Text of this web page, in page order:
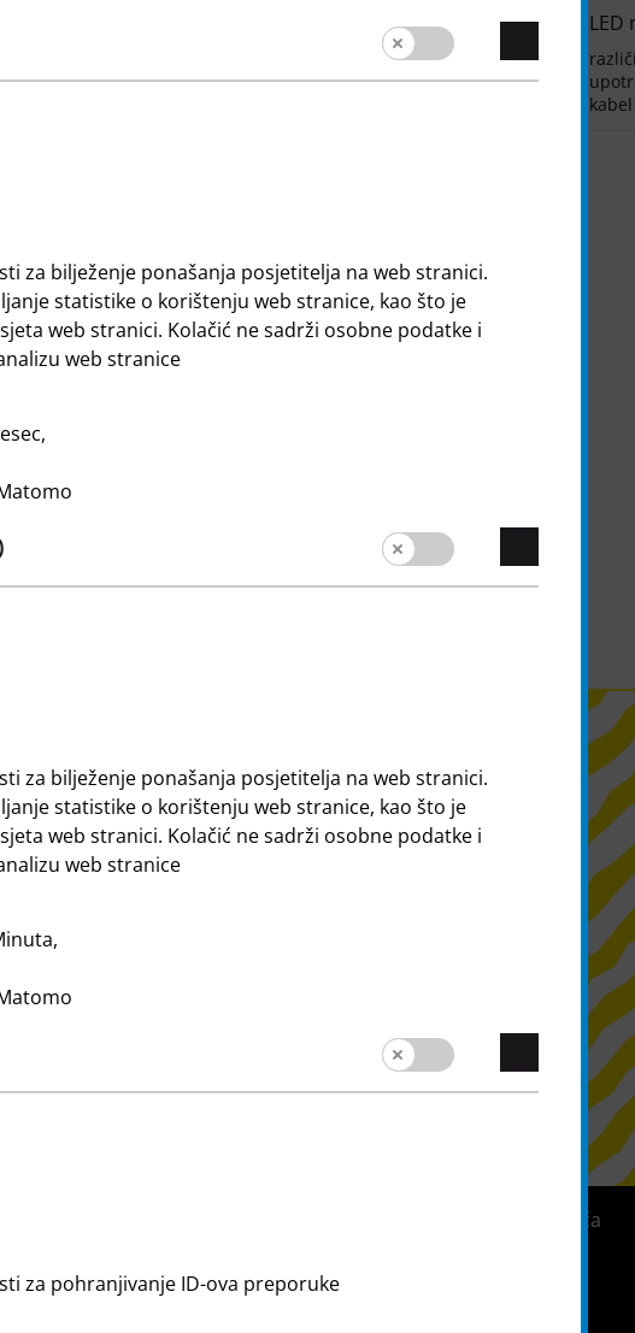
7 €
LED
kabel
Sustav zviždača
za bilježenje ponašanja posjetitelja na web stranici.
statistike o korištenju web stranice, kao što je
web stranici. Kolačić ne sadrži osobne podatke i
web stranice
za bilježenje ponašanja posjetitelja na web stranici.
statistike o korištenju web stranice, kao što je
web stranici. Kolačić ne sadrži osobne podatke i
web stranice
za pohranjivanje ID-ova preporuke